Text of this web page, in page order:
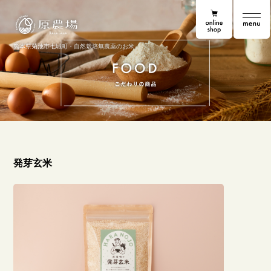
こだわりの
熊本県菊池市七城町・自然栽培無農薬のお米
online shop
発芽玄米